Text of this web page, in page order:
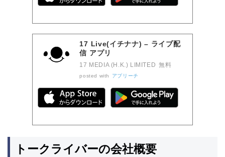
17 Live(イチナナ) – ライブ配
信 アプリ
17 MEDIA (H.K.) LIMITED 無料
posted with アプリーチ
トークライバーの会社概要